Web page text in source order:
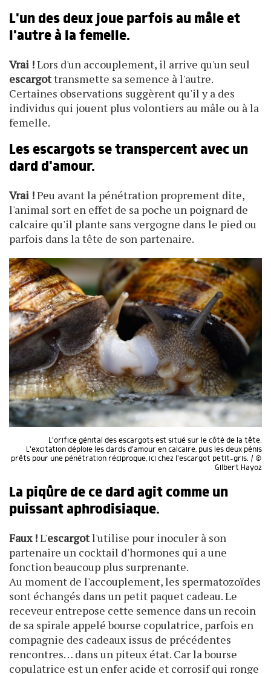
L'un des deux joue parfois au mâle et
l'autre à la femelle.
Vrai !Lors d'un accouplement, il arrive qu'un seul
escargottransmette sa semence à l'autre.
Certaines observations suggèrent qu'il y a des
individus qui jouent plus volontiers au mâle ou à la
femelle.
Les escargots se transpercent avec un
dard d'amour.
Vrai !Peu avant la pénétration proprement dite,
l'animal sort en effet de sa poche un poignard de
calcaire qu'il plante sans vergogne dans le pied ou
parfois dans la tête de son partenaire.
L'orifice génital des escargots est situé sur le côté de la tête.
L'excitation déploie les dards d'amour en calcaire, puis les deux pénis
prêts pour une pénétration réciproque, ici chez l'escargot petit-gris. / ©
Gilbert Hayoz
La piqûre de ce dard agit comme un
puissant aphrodisiaque.
Faux !L'escargotl'utilise pour inoculer à son
partenaire un cocktail d'hormones qui a une
fonction beaucoup plus surprenante.
Au moment de l'accouplement, les spermatozoïdes
sont échangés dans un petit paquet cadeau. Le
receveur entrepose cette semence dans un recoin
de sa spirale appelé bourse copulatrice, parfois en
compagnie des cadeaux issus de précédentes
rencontres… dans un piteux état. Car la bourse
copulatrice est un enfer acide et corrosif qui ronge